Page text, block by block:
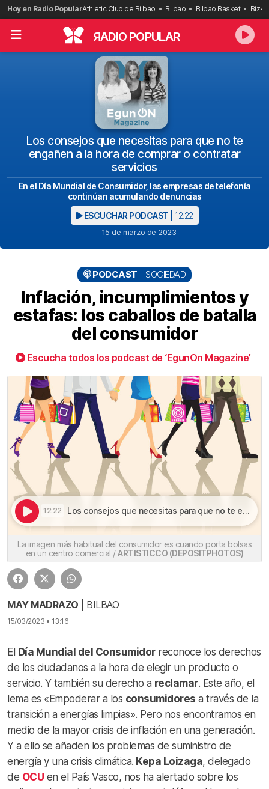
Saltar
al
contenido
Hoy en Radio PopularAthletic Club de Bilbao Bilbao Bilbao Basket
RADIO POPULAR
Los consejos que necesitas para que no te
engañen a la hora de comprar o contratar
servicios
En el Día Mundial de Consumidor, las empresas de telefonía
continúan acumulando denuncias
ESCUCHAR PODCAST | 12:22
15 de marzo de 2023
PODCAST SOCIEDAD
Inflación, incumplimientos y
estafas: los caballos de batalla
del consumidor
Escucha todos los podcast de ‘EgunOn Magazine’
12:22 Los consejos que necesitas para que no te engañen a la hora de comprar o contratar servicios | Inflación, incumplimientos y estafas: los caballos de batalla del consumidor
La imagen más habitual del consumidor es cuando porta bolsas
en un centro comercial /ARTISTICCO (DEPOSITPHOTOS)
MAY MADRAZO | BILBAO
15/03/2023 • 13:16
El Día Mundial del Consumidorreconoce los derechos
de los ciudadanos a la hora de elegir un producto o
servicio. Y también su derecho a reclamar. Este año, el
lema es «Empoderar a los consumidores a través de la
transición a energías limpias». Pero nos encontramos en
medio de la mayor crisis de inflación en una generación.
Y a ello se añaden los problemas de suministro de
energía y una crisis climática. Kepa Loizaga, delegado
de OCU en el País Vasco, nos ha alertado sobre los